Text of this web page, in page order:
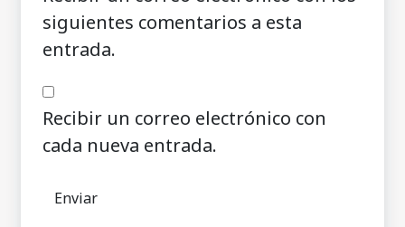
siguientes comentarios a esta
entrada.
Recibir un correo electrónico con
cada nueva entrada.